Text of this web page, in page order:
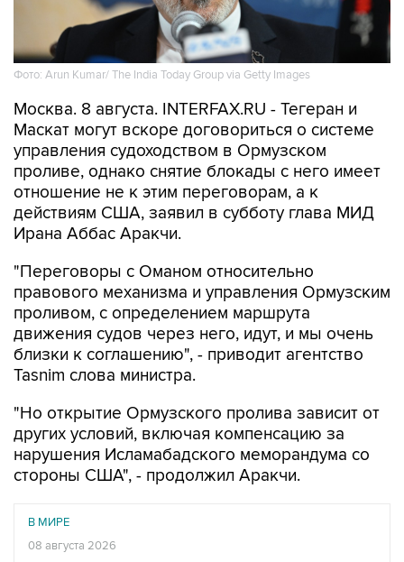
Фото: Arun Kumar/ The India Today Group via Getty Images
Москва. 8 августа. INTERFAX.RU - Тегеран и
управления судоходством в Ормузском
проливе, однако снятие блокады с него имеет
отношение не к этим переговорам, а к
действиям США, заявил в субботу глава МИД
Ирана Аббас Аракчи.
"Переговоры с Оманом относительно
проливом, с определением маршрута
движения судов через него, идут, и мы очень
близки к соглашению", - приводит агентство
Tasnim слова министра.
"Но открытие Ормузского пролива зависит от
нарушения Исламабадского меморандума со
стороны США", - продолжил Аракчи.
В МИРЕ
КСИР отметил, что снятие блокады с Ормуза зависит
от согласия США на условия Ирана